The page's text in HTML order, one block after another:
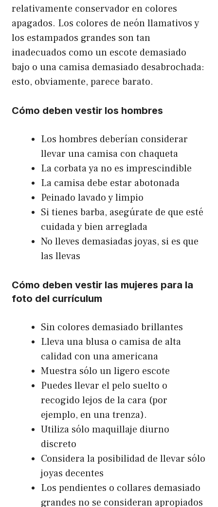
relativamente conservador en colores
apagados. Los colores de neón llamativos y
los estampados grandes son tan
inadecuados como un escote demasiado
bajo o una camisa demasiado desabrochada:
esto, obviamente, parece barato.
Cómo deben vestir los hombres
Los hombres deberían considerar
llevar una camisa con chaqueta
La corbata ya no es imprescindible
La camisa debe estar abotonada
Peinado lavado y limpio
Si tienes barba, asegúrate de que esté
cuidada y bien arreglada
No lleves demasiadas joyas, si es que
las llevas
Cómo deben vestir las mujeres para la
foto del currículum
Sin colores demasiado brillantes
Lleva una blusa o camisa de alta
calidad con una americana
Muestra sólo un ligero escote
Puedes llevar el pelo suelto o
recogido lejos de la cara (por
ejemplo, en una trenza).
Utiliza sólo maquillaje diurno
discreto
Considera la posibilidad de llevar sólo
joyas decentes
Los pendientes o collares demasiado
grandes no se consideran apropiados